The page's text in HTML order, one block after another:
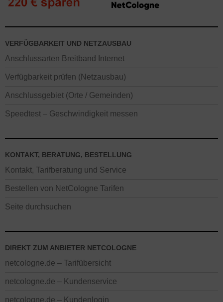
VERFÜGBARKEIT UND NETZAUSBAU
Anschlussarten Breitband Internet
Verfügbarkeit prüfen (Netzausbau)
Anschlussgebiet (Orte / Gemeinden)
Speedtest – Geschwindigkeit messen
KONTAKT, BERATUNG, BESTELLUNG
Kontakt, Tarifberatung und Service
Bestellen von NetCologne Tarifen
Seite durchsuchen
DIREKT ZUM ANBIETER NETCOLOGNE
netcologne.de – Tarifübersicht
netcologne.de – Kundenservice
netcologne.de – Kundenlogin